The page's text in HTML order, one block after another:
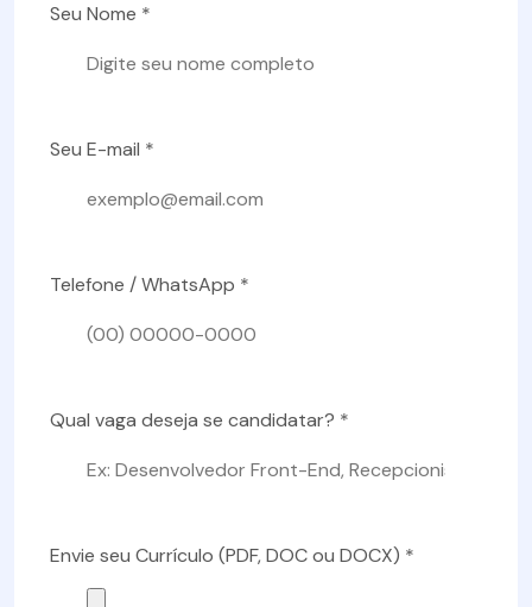
Seu Nome *
Seu E-mail *
Telefone / WhatsApp *
Qual vaga deseja se candidatar? *
Envie seu Currículo (PDF, DOC ou DOCX) *